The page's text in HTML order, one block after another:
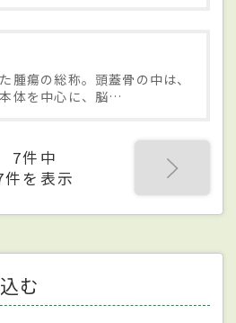
腫瘍の総称。頭蓋骨の中は、
体を中心に、脳…
7件中
件を表示
む